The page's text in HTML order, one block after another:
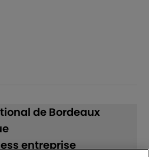
de Bordeaux
entreprise